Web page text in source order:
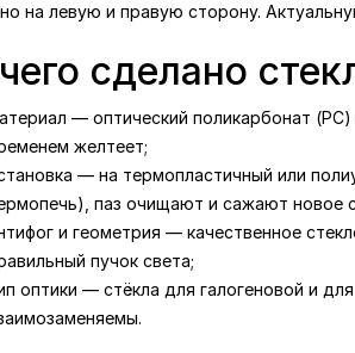
на левую и правую сторону.
сделано
— оптический поликарбонат
желтеет;
— на термопластичный или
паз очищают и сажают новое
и геометрия — качественное
пучок света;
оптики — стёкла для галогеновой и